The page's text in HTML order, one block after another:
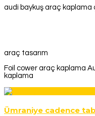
audi baykuş araç kaplama
araç tasarım
Foil cower araç kaplama
kaplama
Ümraniye cadence